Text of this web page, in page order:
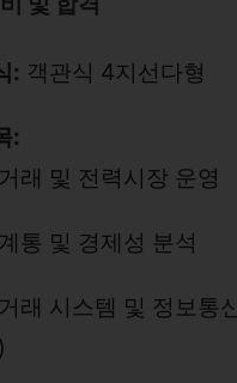
: 객관식 4지선다형
:
래 및 전력시장 운영
통 및 경제성 분석
래 시스템 및 정보통